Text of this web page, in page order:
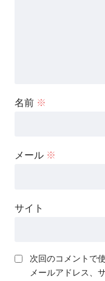
名前 ※
メール ※
サイト
次回のコメントで
メールアドレス、